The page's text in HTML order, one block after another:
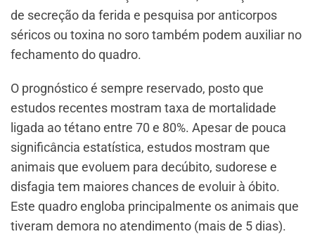
de secreção da ferida e pesquisa por anticorpos
séricos ou toxina no soro também podem auxiliar no
fechamento do quadro.
O prognóstico é sempre reservado, posto que
estudos recentes mostram taxa de mortalidade
ligada ao tétano entre 70 e 80%. Apesar de pouca
significância estatística, estudos mostram que
animais que evoluem para decúbito, sudorese e
disfagia tem maiores chances de evoluir à óbito.
Este quadro engloba principalmente os animais que
tiveram demora no atendimento (mais de 5 dias).